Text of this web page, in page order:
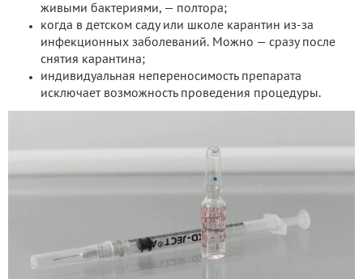
живыми бактериями, — полтора;
когда в детском саду или школе карантин из-за
инфекционных заболеваний. Можно — сразу после
снятия карантина;
индивидуальная непереносимость препарата
исключает возможность проведения процедуры.